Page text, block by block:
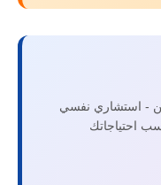
- استشاري نفسي
احتياجاتك